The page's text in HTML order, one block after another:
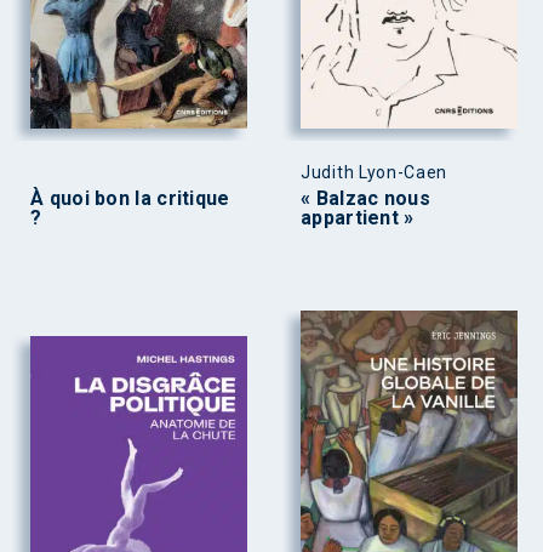
À quoi bon la critique
?
Judith Lyon-Caen
« Balzac nous
appartient »